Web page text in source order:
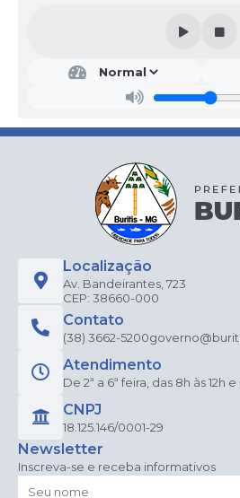
Localização
Av. Bandeirantes, 723
CEP: 38660-000
Contato
(38) 3662-5200
Atendimento
De 2ª a 6ª feira, das 8h às 12h e
CNPJ
18.125.146/0001-29
Newsletter
Inscreva-se e receba informativos